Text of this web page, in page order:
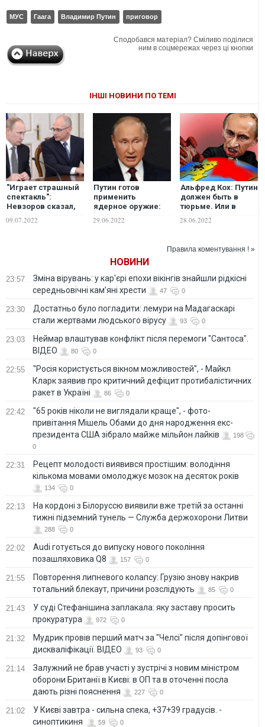
МУС Гаага Владимир Путин приговор
Сподобався матеріал? Сміливо поділися
ним в соцмережах через ці кнопки
ІНШІ НОВИНИ ПО ТЕМІ
"Играет страшный
спектакль":
Невзоров сказал,
залезть на "трон"
09.07.2022
Путин готов
применить
ядерное оружие:
публицист оценил
29.06.2022
Альфред Кох: Путин
должен быть в
тюрьме. Или в
28.06.2022
Правила коментування ! »
НОВИНИ
23:57
Зміна вірувань: у кар'єрі епохи вікінгів знайшли рідкісні
середньовічні кам’яні хрести
47 0
23:30
Достатньо було погладити: лемури на Мадагаскарі
стали жертвами людського вірусу
93 0
23:03
Неймар влаштував конфлікт після перемоги "Сантоса".
ВІДЕО
80 0
22:55
"Росія користується вікном можливостей", - Майкл
Кларк заявив про критичний дефіцит протибалістичних
ракет в Україні
86 0
22:42
"65 років ніколи не виглядали краще", - фото-
привітання Мішель Обами до дня народження екс-
президента США зібрало майже мільйон лайків
198
0
22:31
Рецепт молодості виявився простішим: володіння
кількома мовами омолоджує мозок на десяток років
134 0
22:13
На кордоні з Білоруссю виявили вже третій за останні
тижні підземний тунель — Служба держохорони Литви
288 0
22:02
Audi готується до випуску нового покоління
позашляховика Q8
157 0
21:55
Повторення липневого колапсу: Грузію знову накрив
тотальний блекаут, причини розслідують
85 0
21:43
У суді Стефанішина заплакала: яку заставу просить
прокуратура
972 0
21:32
Мудрик провів перший матч за "Челсі" після допінгової
дискваліфікації. ВІДЕО
93 0
21:14
Залужний не брав участі у зустрічі з новим міністром
оборони Британії в Києві: в ОП та в оточенні посла
дають різні пояснення
227 0
21:02
У Києві завтра - сильна спека, +37+39 градусів. -
синоптикиня
59 0